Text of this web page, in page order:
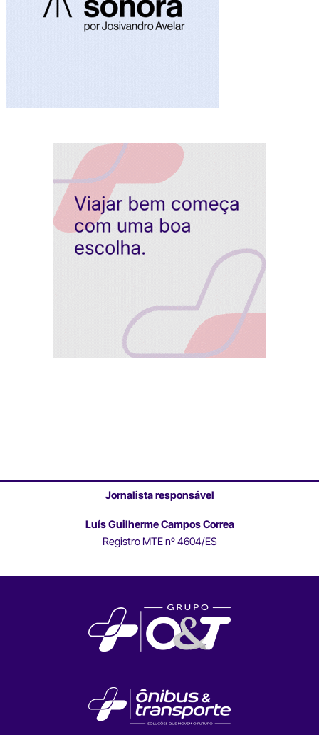
Jornalista responsável
Luís Guilherme Campos Correa
Registro MTE nº 4604/ES